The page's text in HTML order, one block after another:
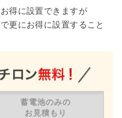
得に設置できますが
更にお得に設置すること
蓄電池のみの
お見積もり